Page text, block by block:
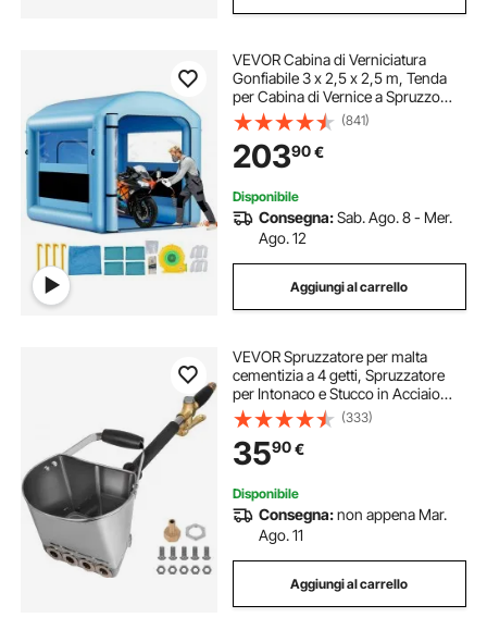
VEVOR Cabina di Verniciatura
Gonfiabile 3 x 2,5 x 2,5 m, Tenda
per Cabina di Vernice a Spruzzo
con Ventilatore da 550W Filtraggio
d'Aria Finestra in PVC, Tetto
Rotondo, per Automobilistici
(841)
20390€
Disponibile
Consegna:Sab. Ago. 8 - Mer.
Ago. 12
Aggiungi al carrello
VEVOR Spruzzatore per malta
cementizia a 4 getti, Spruzzatore
per Intonaco e Stucco in Acciaio
Inossidabile, Pistola a Spruzzo per
Stucco Impugnature Squisite,
Pistola a Spruzzo per Soffitto
(333)
3590€
Disponibile
Consegna:non appena Mar.
Ago. 11
Aggiungi al carrello